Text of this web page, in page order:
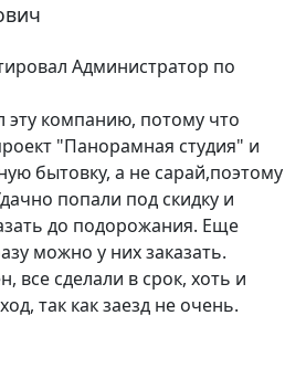
Администратор по
компанию, потому что
"Панорамная студия" и
бытовку, а не сарай,поэтому
попали под скидку и
до подорожания. Еще
можно у них заказать.
все сделали в срок, хоть и
так как заезд не очень.